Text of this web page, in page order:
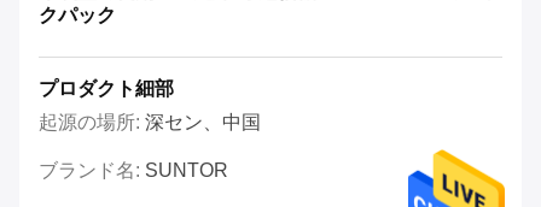
クパック
プロダクト細部
起源の場所: 深セン、中国
ブランド名: SUNTOR